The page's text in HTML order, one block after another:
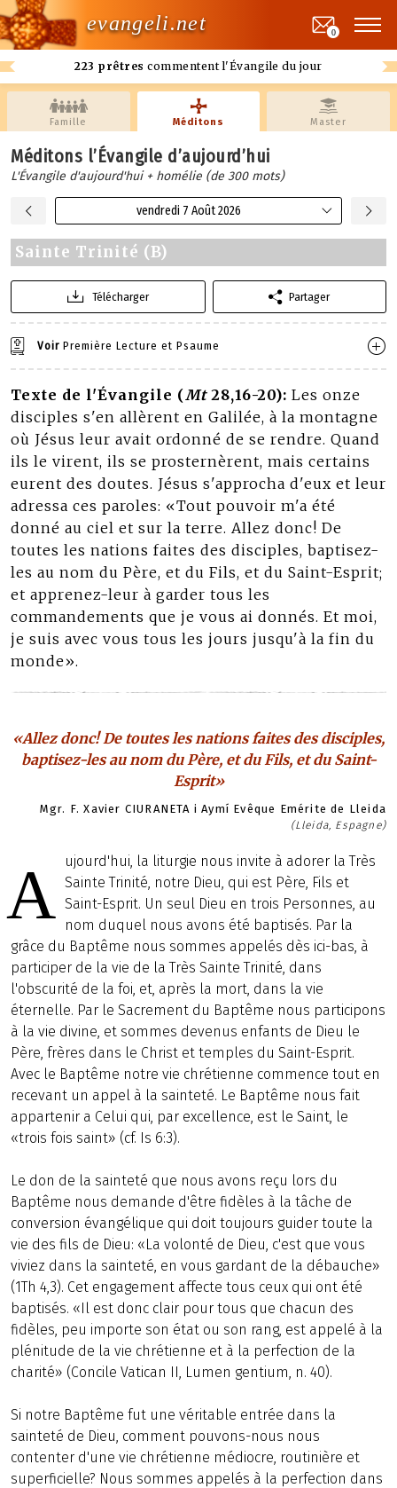
evangeli.net
223 prêtres commentent l'Évangile du jour
0
Famille Méditons Master
Méditons l’Évangile d’aujourd’hui
L'Évangile d'aujourd'hui + homélie (de 300 mots)
vendredi 7 Août 2026
Sainte Trinité (B)
Télécharger Partager
Voir Première Lecture et Psaume
Texte de l'Évangile (Mt28,16-20): Les onze
disciples s'en allèrent en Galilée, à la montagne
où Jésus leur avait ordonné de se rendre. Quand
ils le virent, ils se prosternèrent, mais certains
eurent des doutes. Jésus s'approcha d'eux et leur
adressa ces paroles: «Tout pouvoir m'a été
donné au ciel et sur la terre. Allez donc! De
toutes les nations faites des disciples, baptisez-
les au nom du Père, et du Fils, et du Saint-Esprit;
et apprenez-leur à garder tous les
commandements que je vous ai donnés. Et moi,
je suis avec vous tous les jours jusqu'à la fin du
monde».
«Allez donc! De toutes les nations faites des disciples,
baptisez-les au nom du Père, et du Fils, et du Saint-
Esprit»
Mgr. F. Xavier CIURANETA i Aymí Evêque Emérite de Lleida
(Lleida, Espagne)
A
ujourd'hui, la liturgie nous invite à adorer la Très
Sainte Trinité, notre Dieu, qui est Père, Fils et
Saint-Esprit. Un seul Dieu en trois Personnes, au
nom duquel nous avons été baptisés. Par la
grâce du Baptême nous sommes appelés dès ici-bas, à
participer de la vie de la Très Sainte Trinité, dans
l'obscurité de la foi, et, après la mort, dans la vie
éternelle. Par le Sacrement du Baptême nous participons
à la vie divine, et sommes devenus enfants de Dieu le
Père, frères dans le Christ et temples du Saint-Esprit.
Avec le Baptême notre vie chrétienne commence tout en
recevant un appel à la sainteté. Le Baptême nous fait
appartenir a Celui qui, par excellence, est le Saint, le
«trois fois saint» (cf. Is 6:3).
Le don de la sainteté que nous avons reçu lors du
Baptême nous demande d'être fidèles à la tâche de
conversion évangélique qui doit toujours guider toute la
vie des fils de Dieu: «La volonté de Dieu, c'est que vous
viviez dans la sainteté, en vous gardant de la débauche»
(1Th 4,3). Cet engagement affecte tous ceux qui ont été
baptisés. «Il est donc clair pour tous que chacun des
fidèles, peu importe son état ou son rang, est appelé à la
plénitude de la vie chrétienne et à la perfection de la
charité» (Concile Vatican II, Lumen gentium, n. 40).
Si notre Baptême fut une véritable entrée dans la
sainteté de Dieu, comment pouvons-nous nous
contenter d'une vie chrétienne médiocre, routinière et
superficielle? Nous sommes appelés à la perfection dans